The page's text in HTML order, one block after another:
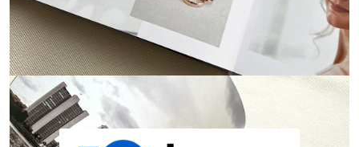
Как оплатить заказ?